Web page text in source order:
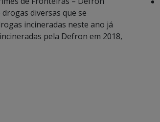
diversas que se
incineradas neste ano já
pela Defron em 2018,